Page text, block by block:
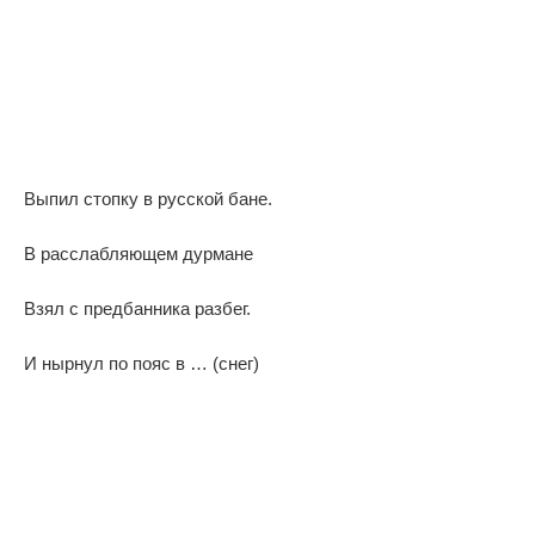
Выпил стопку в русской бане.
В расслабляющем дурмане
Взял с предбанника разбег.
И нырнул по пояс в … (снег)